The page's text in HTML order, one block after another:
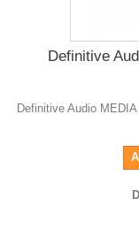
Definitive
Definitive Audio